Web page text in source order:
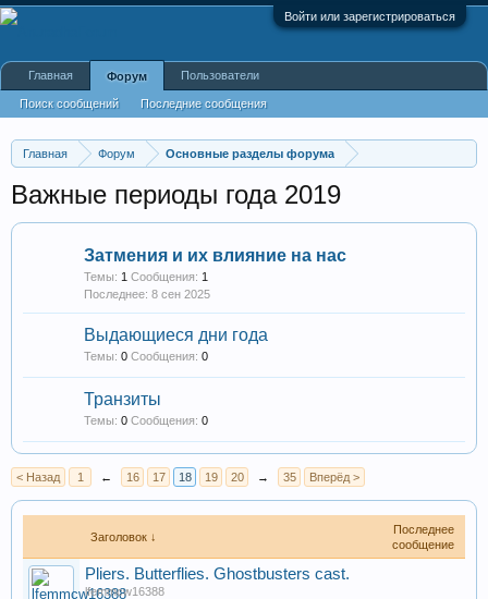
Войти или зарегистрироваться
Главная Форум Основные разделы форума
Важные периоды года 2019
Затмения и их влияние на нас
Темы: 1 Сообщения: 1
8 сен 2025
Выдающиеся дни года
Темы: 0 Сообщения: 0
Транзиты
Темы: 0 Сообщения: 0
< Назад 1 ← 16 17 18 19 20 → 35 Вперёд >
Заголовок ↓
Последнее
сообщение
Pliers. Butterflies. Ghostbusters cast.
lfemmcw16388
Главная Форум
Поиск сообщений Последние сообщения
Пользователи